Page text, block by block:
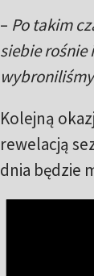
– Po takim
siebie rośnie
Kolejną
rewelacją
dnia będzie